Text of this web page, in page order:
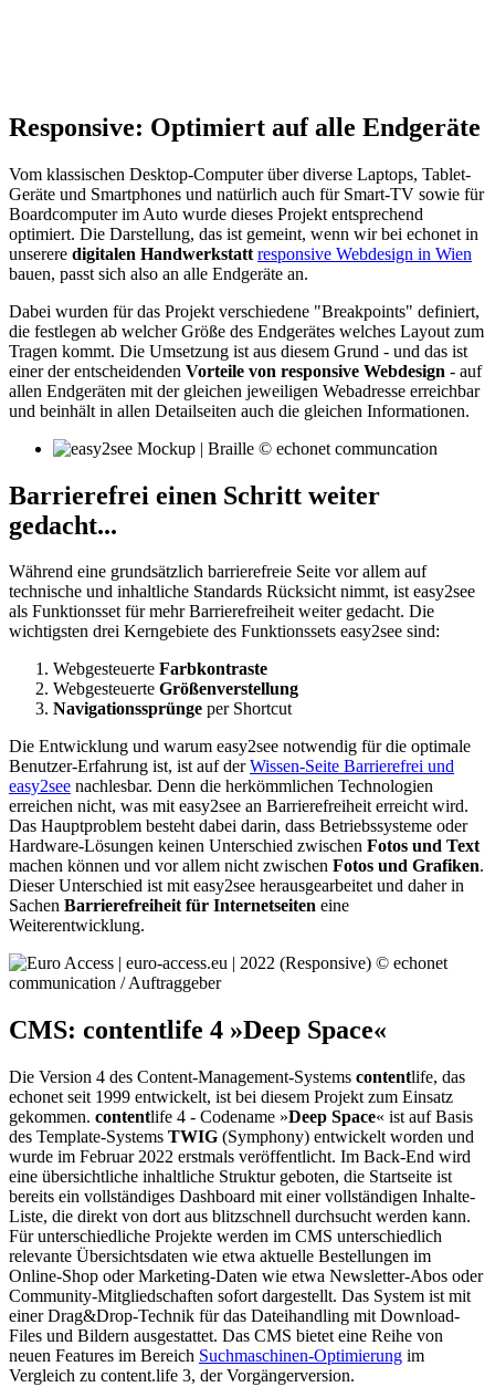
Responsive: Optimiert auf alle Endgeräte
Vom klassischen Desktop-Computer über diverse Laptops, Tablet-
Geräte und Smartphones und natürlich auch für Smart-TV sowie für
Boardcomputer im Auto wurde dieses Projekt entsprechend
optimiert. Die Darstellung, das ist gemeint, wenn wir bei echonet in
unserere digitalen Handwerkstatt responsive Webdesign in Wien
bauen, passt sich also an alle Endgeräte an.
Dabei wurden für das Projekt verschiedene "Breakpoints" definiert,
die festlegen ab welcher Größe des Endgerätes welches Layout zum
Tragen kommt. Die Umsetzung ist aus diesem Grund - und das ist
einer der entscheidenden Vorteile von responsive Webdesign - auf
allen Endgeräten mit der gleichen jeweiligen Webadresse erreichbar
und beinhält in allen Detailseiten auch die gleichen Informationen.
Barrierefrei einen Schritt weiter
gedacht...
Während eine grundsätzlich barrierefreie Seite vor allem auf
technische und inhaltliche Standards Rücksicht nimmt, ist easy2see
als Funktionsset für mehr Barrierefreiheit weiter gedacht. Die
wichtigsten drei Kerngebiete des Funktionssets easy2see sind:
Webgesteuerte Farbkontraste
Webgesteuerte Größenverstellung
Navigationssprünge per Shortcut
Die Entwicklung und warum easy2see notwendig für die optimale
Benutzer-Erfahrung ist, ist auf derWissen-Seite Barrierefrei und
easy2see nachlesbar. Denn die herkömmlichen Technologien
erreichen nicht, was mit easy2see an Barrierefreiheit erreicht wird.
Das Hauptproblem besteht dabei darin, dass Betriebssysteme oder
Hardware-Lösungen keinen Unterschied zwischen Fotos und Text
machen können und vor allem nicht zwischen Fotos und Grafiken.
Dieser Unterschied ist mit easy2see herausgearbeitet und daher in
Sachen Barrierefreiheit für Internetseiten eine
Weiterentwicklung.
CMS: contentlife 4 »Deep Space«
Die Version 4 des Content-Management-Systems contentlife, das
echonet seit 1999 entwickelt, ist bei diesem Projekt zum Einsatz
gekommen. contentlife 4 - Codename »Deep Space« ist auf Basis
des Template-Systems TWIG (Symphony) entwickelt worden und
wurde im Februar 2022 erstmals veröffentlicht. Im Back-End wird
eine übersichtliche inhaltliche Struktur geboten, die Startseite ist
bereits ein vollständiges Dashboard mit einer vollständigen Inhalte-
Liste, die direkt von dort aus blitzschnell durchsucht werden kann.
Für unterschiedliche Projekte werden im CMS unterschiedlich
relevante Übersichtsdaten wie etwa aktuelle Bestellungen im
Online-Shop oder Marketing-Daten wie etwa Newsletter-Abos oder
Community-Mitgliedschaften sofort dargestellt. Das System ist mit
einer Drag&Drop-Technik für das Dateihandling mit Download-
Files und Bildern ausgestattet. Das CMS bietet eine Reihe von
neuen Features im Bereich Suchmaschinen-Optimierung im
Vergleich zu content.life 3, der Vorgängerversion.